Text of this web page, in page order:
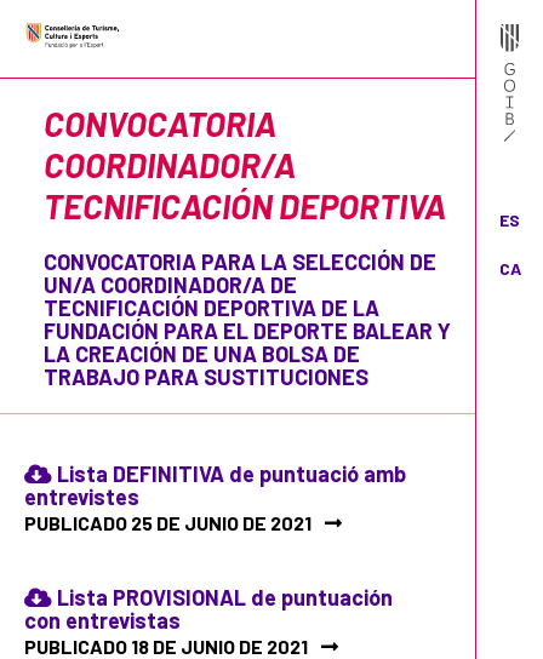
ES
CA
CONVOCATORIA
COORDINADOR/A
TECNIFICACIÓN DEPORTIVA
CONVOCATORIA PARA LA SELECCIÓN DE
UN/A COORDINADOR/A DE
TECNIFICACIÓN DEPORTIVA DE LA
FUNDACIÓN PARA EL DEPORTE BALEAR Y
LA CREACIÓN DE UNA BOLSA DE
TRABAJO PARA SUSTITUCIONES
Lista DEFINITIVA de puntuació amb
entrevistes
PUBLICADO 25 DE JUNIO DE 2021
Lista PROVISIONAL de puntuación
con entrevistas
PUBLICADO 18 DE JUNIO DE 2021